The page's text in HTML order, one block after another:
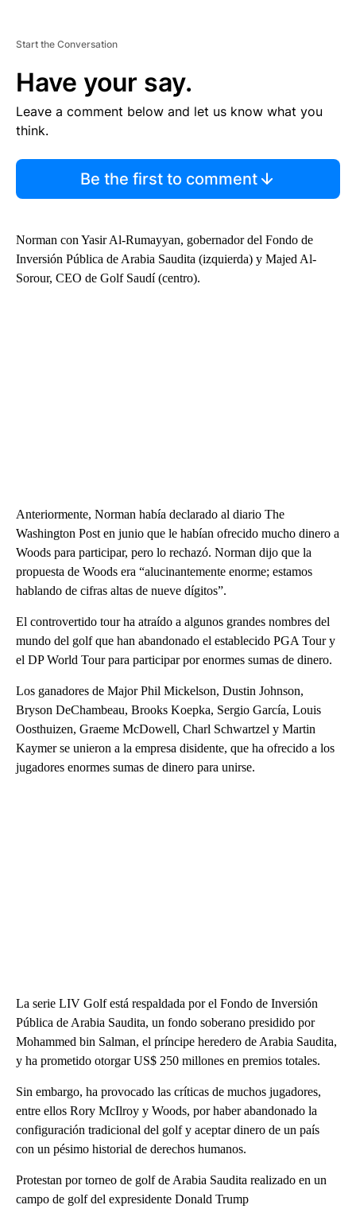
Start the Conversation
Have your say.
Leave a comment below and let us know what you
think.
Be the first to comment
Norman con Yasir Al-Rumayyan, gobernador del Fondo de
Inversión Pública de Arabia Saudita (izquierda) y Majed Al-
Sorour, CEO de Golf Saudí (centro).
Anteriormente, Norman había declarado al diario The
Washington Post en junio que le habían ofrecido mucho dinero a
Woods para participar, pero lo rechazó. Norman dijo que la
propuesta de Woods era “alucinantemente enorme; estamos
hablando de cifras altas de nueve dígitos”.
El controvertido tour ha atraído a algunos grandes nombres del
mundo del golf que han abandonado el establecido PGA Tour y
el DP World Tour para participar por enormes sumas de dinero.
Los ganadores de Major Phil Mickelson, Dustin Johnson,
Bryson DeChambeau, Brooks Koepka, Sergio García, Louis
Oosthuizen, Graeme McDowell, Charl Schwartzel y Martin
Kaymer se unieron a la empresa disidente, que ha ofrecido a los
jugadores enormes sumas de dinero para unirse.
La serie LIV Golf está respaldada por el Fondo de Inversión
Pública de Arabia Saudita, un fondo soberano presidido por
Mohammed bin Salman, el príncipe heredero de Arabia Saudita,
y ha prometido otorgar US$ 250 millones en premios totales.
Sin embargo, ha provocado las críticas de muchos jugadores,
entre ellos Rory McIlroy y Woods, por haber abandonado la
configuración tradicional del golf y aceptar dinero de un país
con un pésimo historial de derechos humanos.
Protestan por torneo de golf de Arabia Saudita realizado en un
campo de golf del expresidente Donald Trump